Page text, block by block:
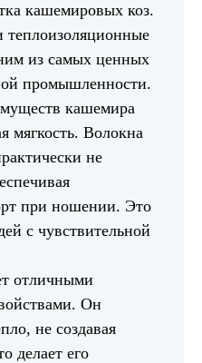
кашемировых коз.
теплоизоляционные
из самых ценных
промышленности.
кашемира
мягкость. Волокна
не
при ношении. Это
с чувствительной
отличными
Он
не создавая
делает его